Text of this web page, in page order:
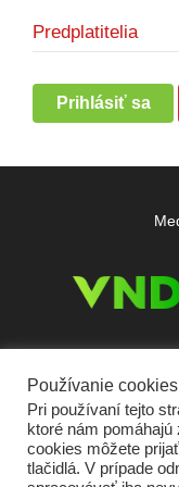
Predplatitelia
Prihlásiť sa
Používanie cookies
Pri používaní tejto
ktoré nám
cookies môžete
tlačidlá. V prípade